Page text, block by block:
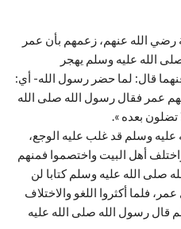
الله عنهم، زعمهم بأن عمر
الله عليه وسلم يهجر
قال: لما حضر رسول الله- أي:
عمر فقال رسول الله صلى الله
تضلون بعده ».
وسلم قد غلب عليه الوجع،
أهل البيت واختصموا فمنهم
صلى الله عليه وسلم كتابا لن
فلما أكثروا اللغو والاختلاف
قال رسول الله صلى الله عليه